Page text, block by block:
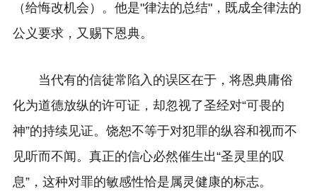
（给悔改机会）。他是"律法的总结"，既成全律法的
公义要求，又赐下恩典。
当代有的信徒常陷入的误区在于，将恩典庸俗
化为道德放纵的许可证，却忽视了圣经对“可畏的
神”的持续见证。饶恕不等于对犯罪的纵容和视而不
见听而不闻。真正的信心必然催生出“圣灵里的叹
息”，这种对罪的敏感性恰是属灵健康的标志。